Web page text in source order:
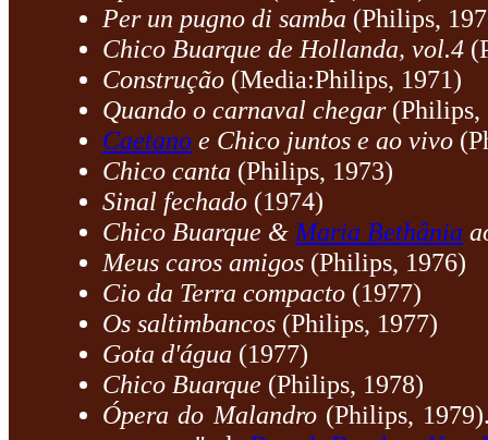
Per un pugno di samba (Philips,
Chico Buarque de Hollanda, vol.4
Construção (Media:Philips, 1971)
Quando o carnaval chegar(Philips,
Caetano e Chico juntos e ao vivo
Chico canta (Philips, 1973)
Sinal fechado (1974)
Chico Buarque &Maria Bethânia
Meus caros amigos (Philips, 1976)
Cio da Terra compacto (1977)
Os saltimbancos (Philips, 1977)
Gota d'água (1977)
Chico Buarque (Philips, 1978)
Ópera do Malandro(Philips,